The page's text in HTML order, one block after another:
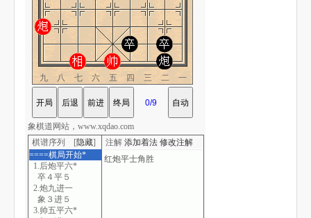
九八七六五四三二一
棋谱序列 [隐藏]
====棋局开始*
1.后炮平六*
卒４平５
2.炮九进一
象３进５
3.帅五平六*
注解 添加着法 修改注解
象棋道网站，www.xqdao.com